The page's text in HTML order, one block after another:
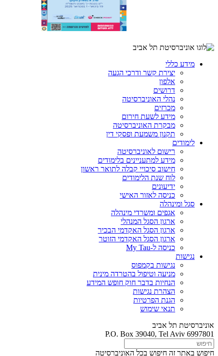
מידע כללי
יצירת קשר ודרכי הגעה
אלפון
דרושים
נהלי האוניברסיטה
מכרזים
מידע לשעת חירום
מבקרת האוניברסיטה
תקנון משמעת ופסקי דין
לימודים
רישום לאוניברסיטה
מידע למתעניינים בלימודים
חישוב סיכויי קבלה לתואר ראשון
לוח שנת הלימודים
ידיעונים
כניסה לאזור האישי
סגל ומינהלה
אגפים ומשרדי מינהלה
ארגון הסגל המנהלי
ארגון הסגל האקדמי הבכיר
ארגון הסגל האקדמי הזוטר
כניסה ל-My Tau
נגישות
נגישות בקמפוס
מניעה וטיפול בהטרדה מינית
הנחיות בדבר חוק חופש המידע
הצהרת נגישות
הגנת הפרטיות
תנאי שימוש
אוניברסיטת תל אביב
P.O. Box 39040, Tel Aviv 6997801
חיפוש באתר זה חיפוש בכל האוניברסיטה